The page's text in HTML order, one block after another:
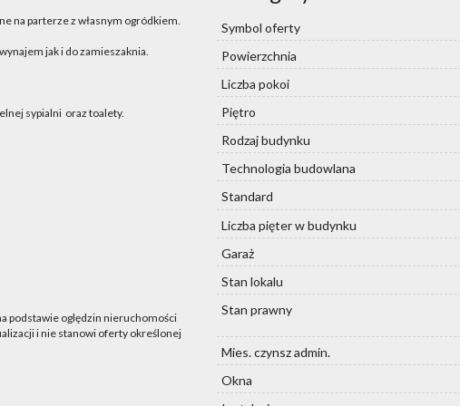
na parterze z własnym ogródkiem.
jak i do zamieszaknia.
sypialni oraz toalety.
podstawie oględzin nieruchomości
i nie stanowi oferty określonej
Symbol oferty
Powierzchnia
Liczba pokoi
Piętro
Rodzaj budynku
Technologia budowlana
Standard
Liczba pięter w budynku
Garaż
Stan lokalu
Stan prawny
Mies. czynsz admin.
Okna